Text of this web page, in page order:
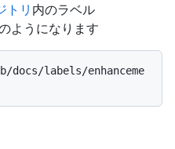
トリ 内のラベル
ようになります
labels/enhanceme